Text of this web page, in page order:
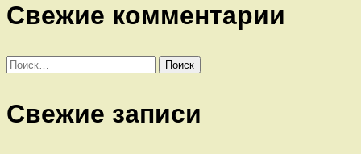
Свежие комментарии
Найти:
Свежие записи